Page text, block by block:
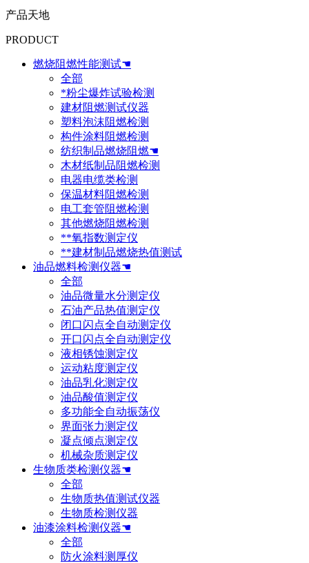
产品天地
PRODUCT
燃烧阻燃性能测试☚
全部
*粉尘爆炸试验检测
建材阻燃测试仪器
塑料泡沫阻燃检测
构件涂料阻燃检测
纺织制品燃烧阻燃☚
木材纸制品阻燃检测
电器电缆类检测
保温材料阻燃检测
电工套管阻燃检测
其他燃烧阻燃检测
**氧指数测定仪
**建材制品燃烧热值测试
油品燃料检测仪器☚
全部
油品微量水分测定仪
石油产品热值测定仪
闭口闪点全自动测定仪
开口闪点全自动测定仪
液相锈蚀测定仪
运动粘度测定仪
油品乳化测定仪
油品酸值测定仪
多功能全自动振荡仪
界面张力测定仪
凝点倾点测定仪
机械杂质测定仪
生物质类检测仪器☚
全部
生物质热值测试仪器
生物质检测仪器
油漆涂料检测仪器☚
全部
防火涂料测厚仪